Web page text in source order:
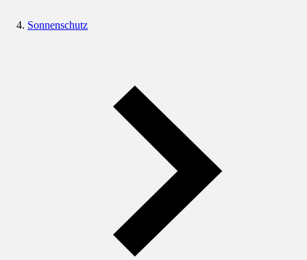
Sonnenschutz